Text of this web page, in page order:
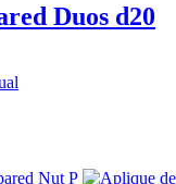
Duos d20